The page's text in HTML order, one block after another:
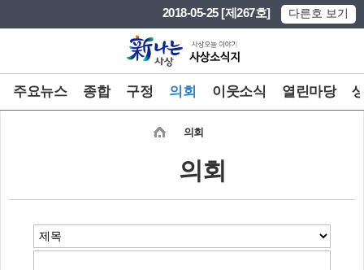
2018-05-25 [제267호] 다른호 보기
주요뉴스 종합 구정 의회 이웃소식 열린마당
의회
의회